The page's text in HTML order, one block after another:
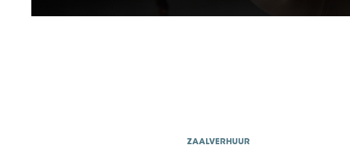
ZAALVERHUUR